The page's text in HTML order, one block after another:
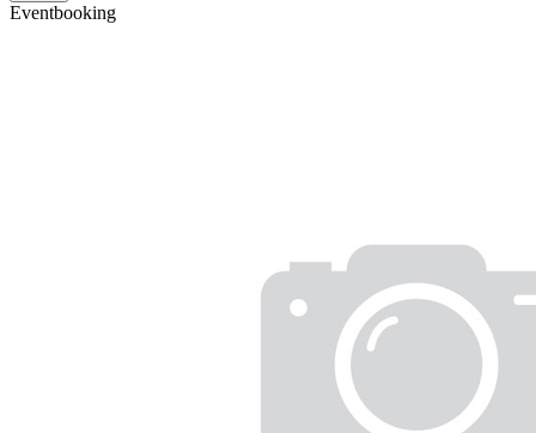
Eventbooking